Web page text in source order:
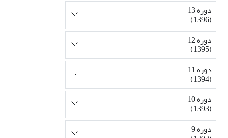
دوره 13
(1396)
دوره 12
(1395)
دوره 11
(1394)
دوره 10
(1393)
دوره 9